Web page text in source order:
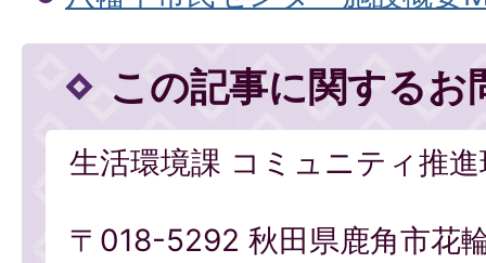
この記事に関するお
生活環境課 コミュニティ推
〒018-5292 秋田県鹿角市花